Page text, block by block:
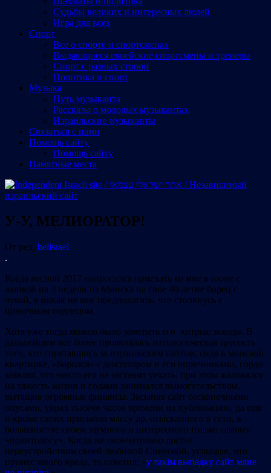
Судьбы великих и интересных людей
Игра для всех
Спорт
Все о спорте и спортсменах
Выдающиеся еврейские спортсмены и тренеры
Спорт с разных сторон
Политика и спорт
Музыка
Путь музыканта
Рассказы о молодых музыкантах
Израильские музыканты
Cвязаться с нами
Помощь сайту
Помощь сайту
Памятные места
У-У, МЕЛИОРАТОР!
От ред. belisrael
.
Когда весной 2017 напросился приехать ко мне в июне с
жонкой на 3 недели из Минска на свое 40-летие борец с
лукой, я никак не мог предполагать, что столкнусь с
циничным подлецом.
Хотя уже тогда можно было заметить его хитрые заходы. В
дальнейшем все более проявлялась патологическая трусость
того, кто спрятавшись за израильским сайтом, сидя в минской
квартирке, «боролся» с диктатором и его опричниками, гордо
заявляя, что никто его не заставит уехать, при этом жаловался
на тяжесть жизни и годами занимался вымогательством,
вытащив огромные финансы. Засыпав сайт бесконечными
опусами, украл тысячи часов времени на публикацию, да еще
и кроме своих присылал массу др, отысканного в сети, в
большинстве своем заумного и интересного только самому
«политологу». Когда же окончательно достал
переустройством своей любимой Синеокой, услышав, что
принес много вреда, то ответил: «у такім выпадку сайт мяне